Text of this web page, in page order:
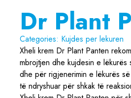
Dr Plant
Categories: Kujdes per lekuren
Xheli krem Dr Plant Panten
mbrojtjen dhe kujdesin e lëkurës
dhe për rigjenerimin e lëkurës
të ndryshuar për shkak të